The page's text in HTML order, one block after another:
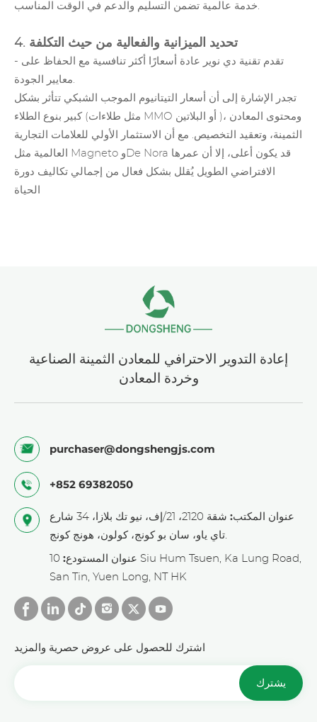
خدمة عالمية تضمن التسليم والدعم في الوقت المناسب.
4. تحديد الميزانية والفعالية من حيث التكلفة
- تقدم تقنية دي نوير عادة أسعارًا أكثر تنافسية مع الحفاظ على
معايير الجودة.
تجدر الإشارة إلى أن أسعار التيتانيوم الموجب الشبكي تتأثر بشكل
MMO أو البلاتين
)، ومحتوى المعادن
الثمينة، وتعقيد التخصيص. مع أن الاستثمار الأولي للعلامات التجارية
العالمية مثل Magneto وDe Nora قد يكون أعلى، إلا أن عمرها
الافتراضي الطويل يُقلل بشكل فعال من إجمالي تكاليف دورة
الحياة
إعادة التدوير الاحترافي للمعادن الثمينة الصناعية
وخردة المعادن
purchaser@dongshengjs.com
+852 69382050
عنوان المكتب:
شقة 2120، 21/إف، نيو تك بلازا، 34 شارع
عنوان المستودع: 10 Siu Hum Tsuen, Ka Lung Road,
San Tin, Yuen Long, NT HK
اشترك للحصول على عروض حصرية والمزيد
يشترك